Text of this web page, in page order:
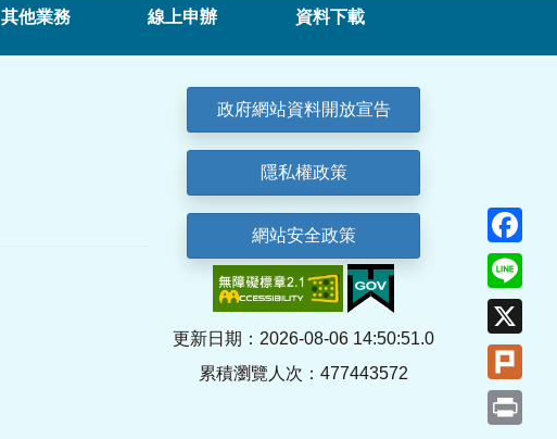
其他業務 線上申辦 資料下載
政府網站資料開放宣告
隱私權政策
網站安全政策
更新日期：2026-08-06 14:50:51.0
累積瀏覽人次：477443572